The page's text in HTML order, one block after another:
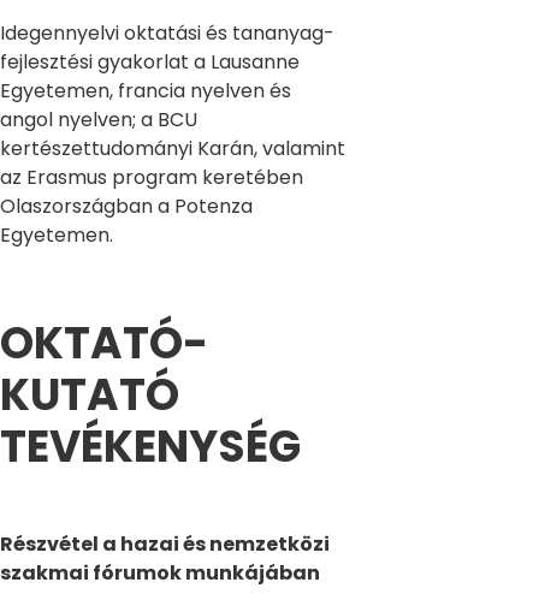
Idegennyelvi oktatási és tananyag-
fejlesztési gyakorlat a Lausanne
Egyetemen, francia nyelven és
angol nyelven; a BCU
kertészettudományi Karán, valamint
az Erasmus program keretében
Olaszországban a Potenza
Egyetemen.
OKTATÓ-
KUTATÓ
TEVÉKENYSÉG
Részvétel a hazai és nemzetközi
szakmai fórumok munkájában